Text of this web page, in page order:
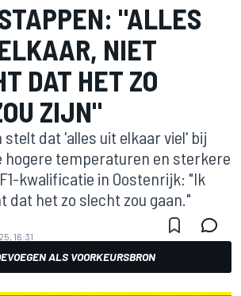
"ALLES
NIET
DAT HET ZO
ZIJN"
stelt dat 'alles uit elkaar viel' bij
hogere temperaturen en sterkere
kwalificatie in Oostenrijk: "Ik
dat het zo slecht zou gaan."
16:31
ALS VOORKEURSBRON